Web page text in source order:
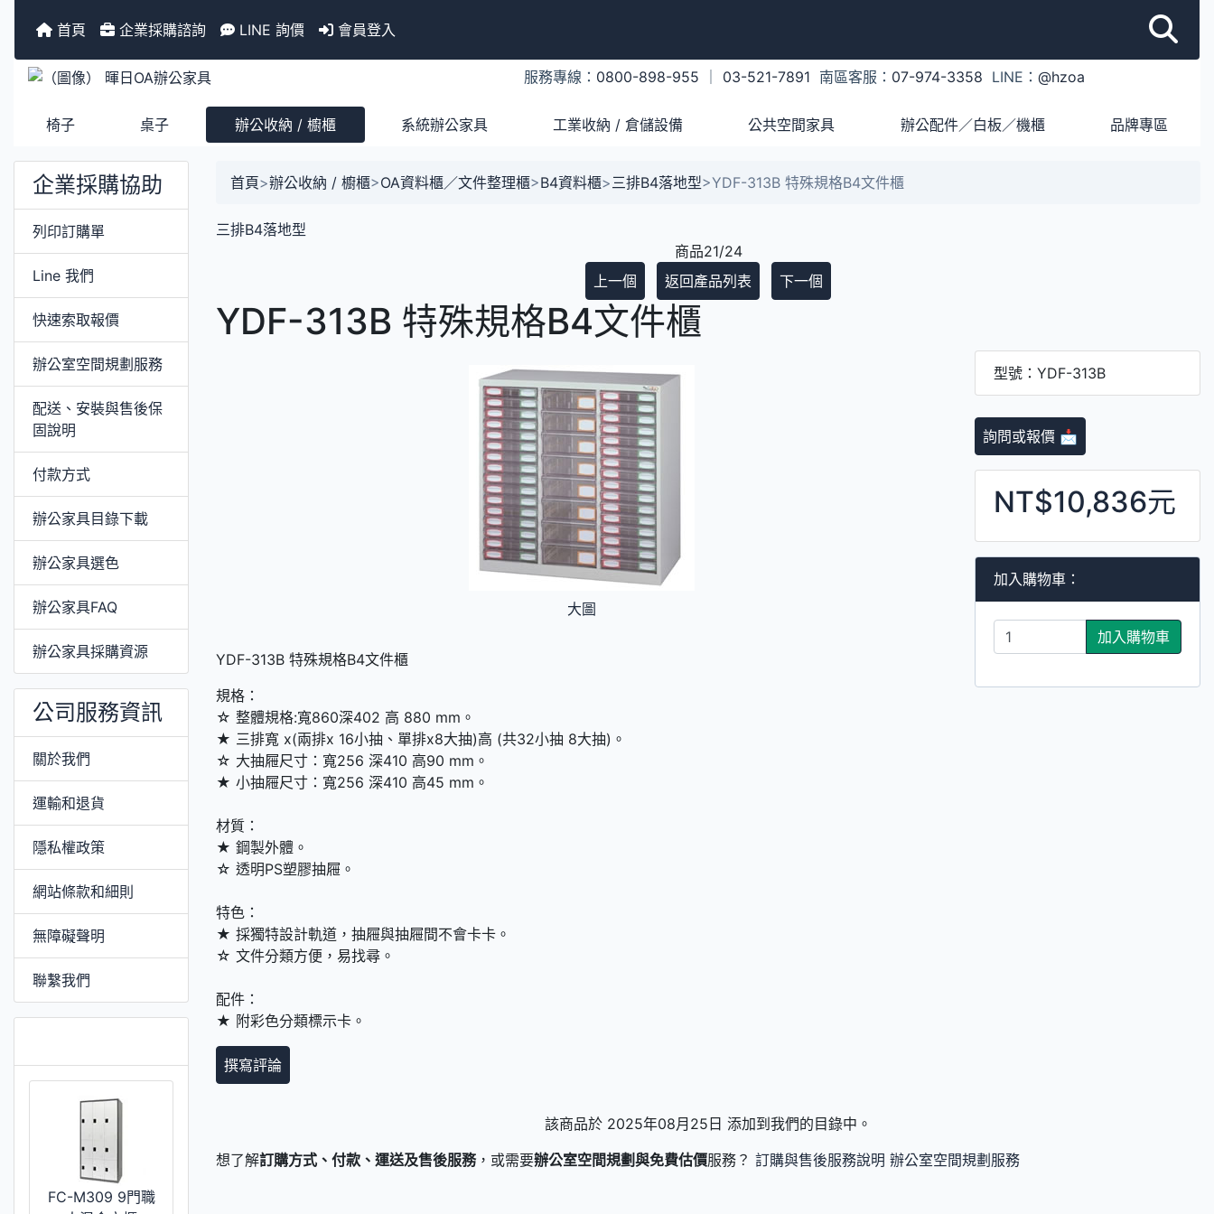
首頁 企業採購諮詢 LINE 詢價 會員登入
服務專線： 0800-898-955 03-521-7891 南區客服： 07-974-3358 LINE：@hzoa
椅子 桌子 辦公收納 / 櫥櫃 系統辦公家具 工業收納 / 倉儲設備 公共空間家具 辦公配件／白板／機櫃 品牌專區
企業採購協助
列印訂購單
Line 我們
快速索取報價
辦公室空間規劃服務
配送、安裝與售後保
固說明
付款方式
辦公家具目錄下載
辦公家具選色
辦公家具FAQ
辦公家具採購資源
公司服務資訊
關於我們
運輸和退貨
隱私權政策
網站條款和細則
無障礙聲明
聯繫我們
FC-M309 9門職
首頁>辦公收納 / 櫥櫃>OA資料櫃／文件整理櫃>B4資料櫃> 三排B4落地型>YDF-313B 特殊規格B4文件櫃
三排B4落地型
商品21/24
上一個
返回產品列表 下一個
YDF-313B 特殊規格B4文件櫃
大圖
YDF-313B 特殊規格B4文件櫃
規格：
☆ 整體規格:寬860深402 高 880 mm。
★ 三排寬 x(兩排x 16小抽、單排x8大抽)高 (共32小抽 8大抽)。
☆ 大抽屜尺寸：寬256 深410 高90 mm。
★ 小抽屜尺寸：寬256 深410 高45 mm。
材質：
★ 鋼製外體。
☆ 透明PS塑膠抽屜。
特色：
★ 採獨特設計軌道，抽屜與抽屜間不會卡卡。
☆ 文件分類方便，易找尋。
配件：
★ 附彩色分類標示卡。
撰寫評論
型號：YDF-313B
詢問或報價 📩
NT$10,836元
加入購物車：
加入購物車
該商品於 2025年08月25日 添加到我們的目錄中。
想了解訂購方式、付款、運送及售後服務，或需要辦公室空間規劃與免費估價服務？ 訂購與售後服務說明 辦公室空間規劃服務